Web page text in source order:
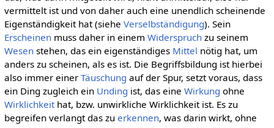
vermittelt ist und von daher auch eine unendlich scheinende
Eigenständigkeit hat (siehe Verselbständigung). Sein
Erscheinenmuss daher in einem Widerspruchzu seinem
Wesenstehen, das ein eigenständiges Mittel nötig hat, um
anders zu scheinen, als es ist. Die Begriffsbildung ist hierbei
also immer einer Täuschung auf der Spur, setzt voraus, dass
ein Ding zugleich ein Unding ist, das eine Wirkung ohne
Wirklichkeithat, bzw. unwirkliche Wirklichkeit ist. Es zu
begreifen verlangt das zu erkennen, was darin wirkt, ohne